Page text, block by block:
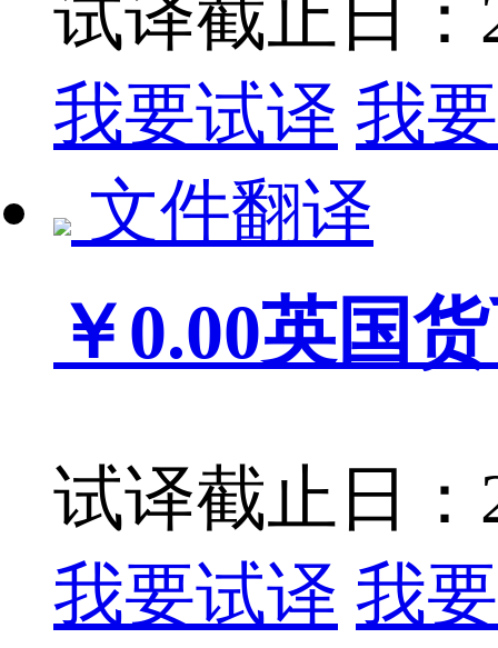
试译截止日：
我要试译 我
文件翻译
￥0.00英国
试译截止日：
我要试译 我